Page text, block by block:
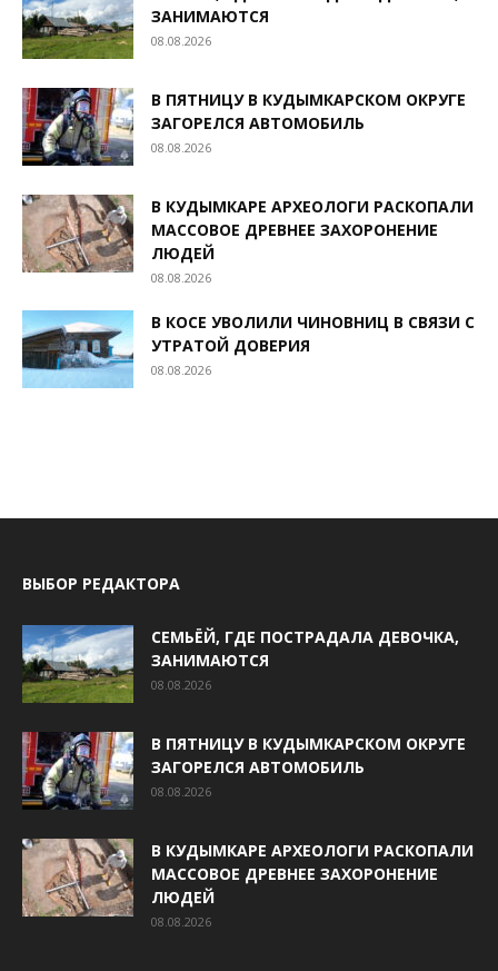
ЗАНИМАЮТСЯ
08.08.2026
В ПЯТНИЦУ В КУДЫМКАРСКОМ ОКРУГЕ
ЗАГОРЕЛСЯ АВТОМОБИЛЬ
08.08.2026
В КУДЫМКАРЕ АРХЕОЛОГИ РАСКОПАЛИ
МАССОВОЕ ДРЕВНЕЕ ЗАХОРОНЕНИЕ
ЛЮДЕЙ
08.08.2026
В КОСЕ УВОЛИЛИ ЧИНОВНИЦ В СВЯЗИ С
УТРАТОЙ ДОВЕРИЯ
08.08.2026
ВЫБОР РЕДАКТОРА
СЕМЬЁЙ, ГДЕ ПОСТРАДАЛА ДЕВОЧКА,
ЗАНИМАЮТСЯ
08.08.2026
В ПЯТНИЦУ В КУДЫМКАРСКОМ ОКРУГЕ
ЗАГОРЕЛСЯ АВТОМОБИЛЬ
08.08.2026
В КУДЫМКАРЕ АРХЕОЛОГИ РАСКОПАЛИ
МАССОВОЕ ДРЕВНЕЕ ЗАХОРОНЕНИЕ
ЛЮДЕЙ
08.08.2026